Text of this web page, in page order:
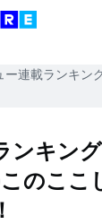
ー連載ランキン
ンキン
のここ